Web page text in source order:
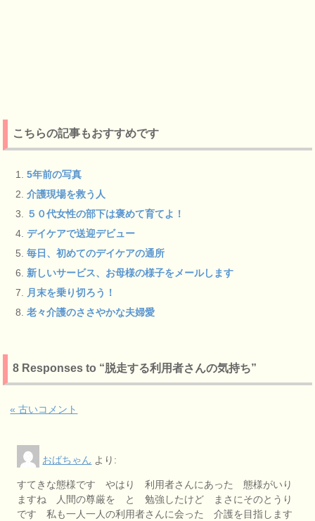
こちらの記事もおすすめです
5年前の写真
介護現場を救う人
５０代女性の部下は褒めて育てよ！
デイケアで送迎デビュー
毎日、初めてのデイケアの通所
新しいサービス、お母様の様子をメールします
月末を乗り切ろう！
老々介護のささやかな夫婦愛
8 Responses to “脱走する利用者さんの気持ち”
« 古いコメント
おばちゃん より:
すてきな態様です やはり 利用者さんにあった 態様がいり
ますね 人間の尊厳を と 勉強したけど まさにそのとうり
です 私も一人一人の利用者さんに会った 介護を目指します